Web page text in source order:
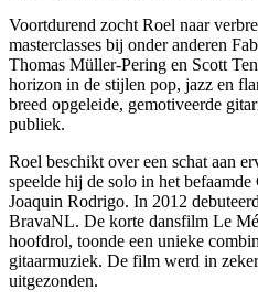
Voortdurend zocht Roel naar
masterclasses bij onder anderen
Thomas Müller-Pering en Scott
horizon in de stijlen pop, jazz en
breed opgeleide, gemotiveerde
publiek.
Roel beschikt over een schat aan
speelde hij de solo in het
Joaquin Rodrigo. In 2012
BravaNL. De korte dansfilm Le
hoofdrol, toonde een unieke
gitaarmuziek. De film werd in
uitgezonden.